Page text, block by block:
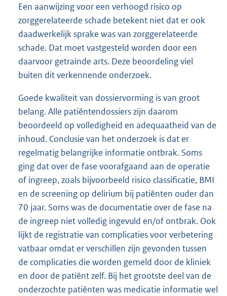
Een aanwijzing voor een verhoogd risico op
zorggerelateerde schade betekent niet dat er ook
daadwerkelijk sprake was van zorggerelateerde
schade. Dat moet vastgesteld worden door een
daarvoor getrainde arts. Deze beoordeling viel
buiten dit verkennende onderzoek.
Goede kwaliteit van dossiervorming is van groot
belang. Alle patiëntendossiers zijn daarom
beoordeeld op volledigheid en adequaatheid van de
inhoud. Conclusie van het onderzoek is dat er
regelmatig belangrijke informatie ontbrak. Soms
ging dat over de fase voorafgaand aan de operatie
of ingreep, zoals bijvoorbeeld risico classificatie, BMI
en de screening op delirium bij patiënten ouder dan
70 jaar. Soms was de documentatie over de fase na
de ingreep niet volledig ingevuld en/of ontbrak. Ook
lijkt de registratie van complicaties voor verbetering
vatbaar omdat er verschillen zijn gevonden tussen
de complicaties die worden gemeld door de kliniek
en door de patiënt zelf. Bij het grootste deel van de
onderzochte patiënten was medicatie informatie wel